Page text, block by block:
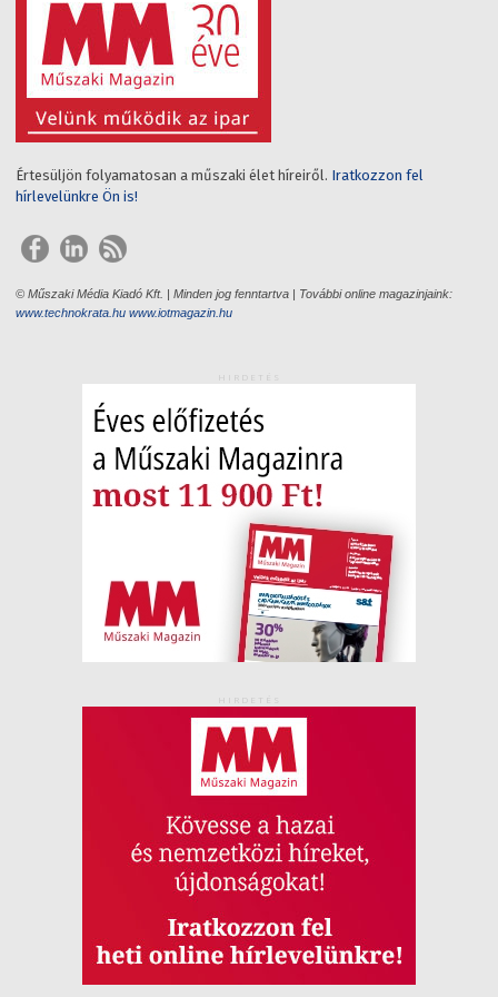
Értesüljön folyamatosan a műszaki élet híreiről. Iratkozzon fel
hírlevelünkre Ön is!
© Műszaki Média Kiadó Kft. | Minden jog fenntartva | További online magazinjaink:
www.technokrata.hu www.iotmagazin.hu
HIRDETÉS
HIRDETÉS